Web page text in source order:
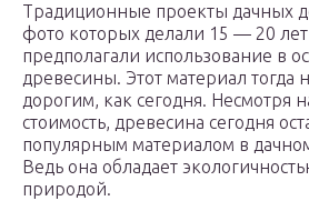
Традиционные проекты дачных
фото которых делали 15 — 20 лет
предполагали использование в
древесины. Этот материал тогда
дорогим, как сегодня. Несмотря
стоимость, древесина сегодня
популярным материалом в
Ведь она обладает
природой.